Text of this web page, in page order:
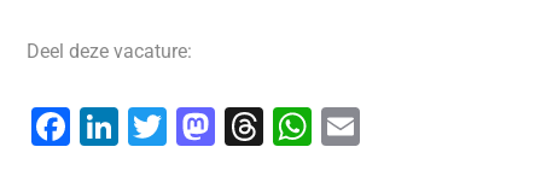
Deel deze vacature:
F
Li T
M T
W